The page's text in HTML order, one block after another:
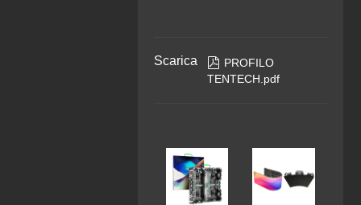
Scarica  PROFILO
TENTECH.pdf